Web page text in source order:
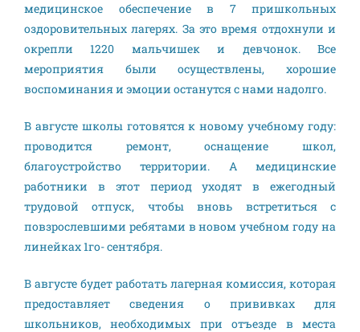
медицинское обеспечение в 7 пришкольных
оздоровительных лагерях. За это время отдохнули и
окрепли 1220 мальчишек и девчонок. Все
мероприятия были осуществлены, хорошие
воспоминания и эмоции останутся с нами надолго.
В августе школы готовятся к новому учебному году:
проводится ремонт, оснащение школ,
благоустройство территории. А медицинские
работники в этот период уходят в ежегодный
трудовой отпуск, чтобы вновь встретиться с
повзрослевшими ребятами в новом учебном году на
линейках 1го- сентября.
В августе будет работать лагерная комиссия, которая
предоставляет сведения о прививках для
школьников, необходимых при отъезде в места